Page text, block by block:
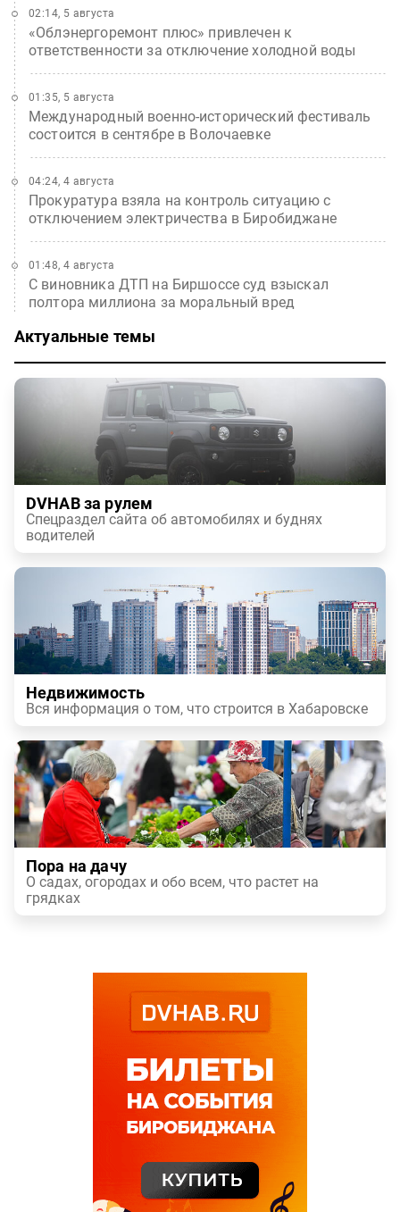
«Облэнергоремонт плюс» привлечен к
ответственности за отключение холодной воды
02:14, 5 августа
Международный военно-исторический фестиваль
состоится в сентябре в Волочаевке
01:35, 5 августа
Прокуратура взяла на контроль ситуацию с
отключением электричества в Биробиджане
04:24, 4 августа
С виновника ДТП на Биршоссе суд взыскал
полтора миллиона за моральный вред
01:48, 4 августа
Актуальные темы
DVHAB за рулем
Спецраздел сайта об автомобилях и буднях
водителей
Недвижимость
Вся информация о том, что строится в Хабаровске
Пора на дачу
О садах, огородах и обо всем, что растет на
грядках